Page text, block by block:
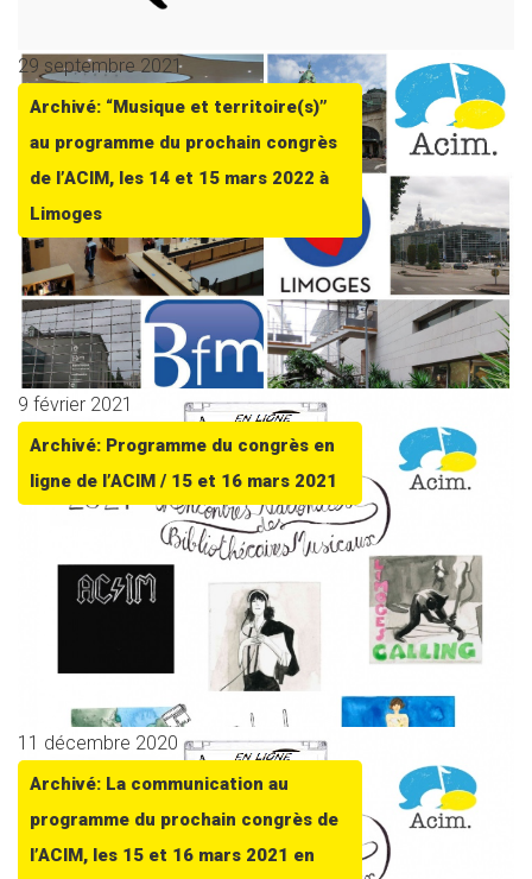
29 septembre 2021
Archivé: “Musique et territoire(s)”
au programme du prochain congrès
de l’ACIM, les 14 et 15 mars 2022 à
Limoges
9 février 2021
Archivé: Programme du congrès en
ligne de l’ACIM / 15 et 16 mars 2021
11 décembre 2020
Archivé: La communication au
programme du prochain congrès de
l’ACIM, les 15 et 16 mars 2021 en